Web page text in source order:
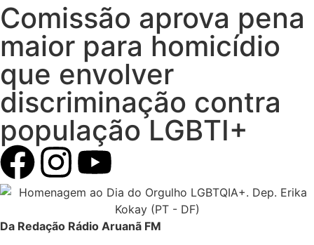
Comissão aprova pena
maior para homicídio
que envolver
discriminação contra
população LGBTI+
Da Redação Rádio Aruanã FM